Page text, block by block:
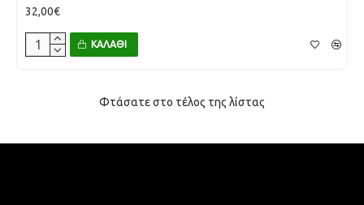
32,00€
ΚΑΛΆΘΙ
Φτάσατε στο τέλος της λίστας